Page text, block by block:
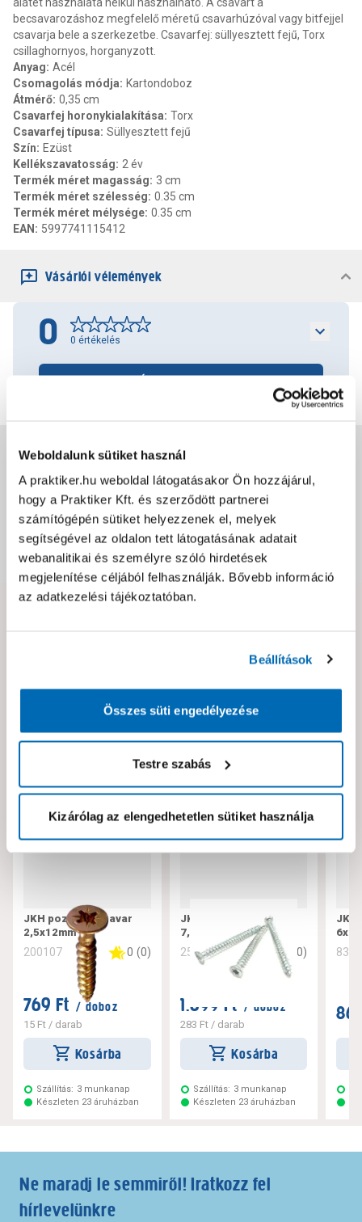
Weboldalunk sütiket használ
A praktiker.hu weboldal látogatásakor Ön hozzájárul,
hogy a Praktiker Kft. és szerződött partnerei
számítógépén sütiket helyezzenek el, melyek
segítségével az oldalon tett látogatásának adatait
webanalitikai és személyre szóló hirdetések
megjelenítése céljából felhasználják. Bővebb információ
az adatkezelési tájékoztatóban.
Beállítások
Összes süti engedélyezése
Testre szabás
Kizárólag az elengedhetetlen sütiket használja
alátét használata nélkül használható. A csavart a
becsavarozáshoz megfelelő méretű csavarhúzóval vagy bitfejjel
csavarja bele a szerkezetbe. Csavarfej: süllyesztett fejű, Torx
csillaghornyos, horganyzott.
Anyag: Acél
Csomagolás módja: Kartondoboz
Átmérő: 0,35 cm
Csavarfej horonykialakítása: Torx
Csavarfej típusa: Süllyesztett fejű
Szín: Ezüst
Kellékszavatosság: 2 év
Termék méret magasság: 3 cm
Termék méret szélesség: 0.35 cm
Termék méret mélysége: 0.35 cm
EAN : 5997741115412
Vásárlói vélemények
0 0 értékelés
Értékelés írása
Jótállás, szavatosság
Csomagolási és súly információk
Dokumentumok, felelős személy
Neked ajánljuk!
JKH pozdorjacsavar
2,5x12mm
200107 0 (0)
769 Ft / doboz
15 Ft / darab
Kosárba
Szállítás: 3 munkanap
Készleten 23 áruházban
JKH tokrögzítő csavar
7,5x182
256221 0 0)
1.699 Ft / doboz
283 Ft/ darab
Kosárba
Szállítás: 3 munkanap
Készleten 23 áruházban
JKH
Ne maradj le semmiről! Iratkozz fel
hírlevelünkre